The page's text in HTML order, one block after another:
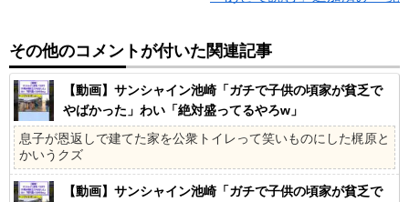
その他のコメントが付いた関連記事
【動画】サンシャイン池崎「ガチで子供の頃家が貧乏で
やばかった」わい「絶対盛ってるやろw」
息子が恩返しで建てた家を公衆トイレって笑いものにした梶原と
かいうクズ
【動画】サンシャイン池崎「ガチで子供の頃家が貧乏で